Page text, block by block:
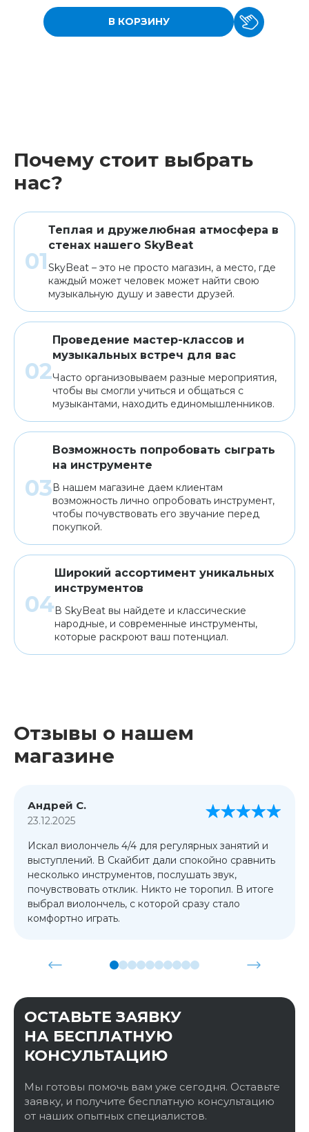
В КОРЗИНУ
Почему стоит выбрать
нас?
Теплая и дружелюбная атмосфера в
стенах нашего SkyBeat
SkyBeat – это не просто магазин, а место, где
каждый может человек может найти свою
музыкальную душу и завести друзей.
Проведение мастер-классов и
музыкальных встреч для вас
Часто организовываем разные мероприятия,
чтобы вы смогли учиться и общаться с
музыкантами, находить единомышленников.
Возможность попробовать сыграть
на инструменте
В нашем магазине даем клиентам
возможность лично опробовать инструмент,
чтобы почувствовать его звучание перед
покупкой.
Широкий ассортимент уникальных
инструментов
В SkyBeat вы найдете и классические
народные, и современные инструменты,
которые раскроют ваш потенциал.
Отзывы о нашем
магазине
Андрей С.
23.12.2025
Искал виолончель 4/4 для регулярных занятий и
выступлений. В Скайбит дали спокойно сравнить
несколько инструментов, послушать звук,
почувствовать отклик. Никто не торопил. В итоге
выбрал виолончель, с которой сразу стало
комфортно играть.
ОСТАВЬТЕ ЗАЯВКУ
НА БЕСПЛАТНУЮ
КОНСУЛЬТАЦИЮ
Мы готовы помочь вам уже сегодня. Оставьте
заявку, и получите бесплатную консультацию
от наших опытных специалистов.